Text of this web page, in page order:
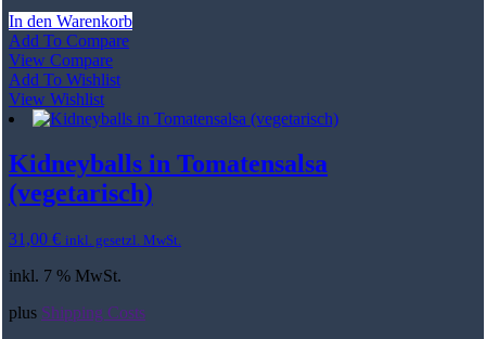
In den Warenkorb
Add To Compare
View Compare
Add To Wishlist
View Wishlist
Kidneyballs in Tomatensalsa
(vegetarisch)
31,00 € inkl. gesetzl. MwSt.
inkl. 7 % MwSt.
plus Shipping Costs